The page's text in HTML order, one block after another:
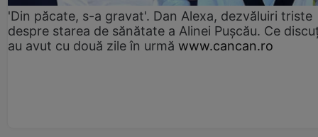
'Din păcate, s-a gravat'. Dan Alexa, dezvăluiri triste
despre starea de sănătate a Alinei Pușcău. Ce
au avut cu două zile în urmă www.cancan.ro